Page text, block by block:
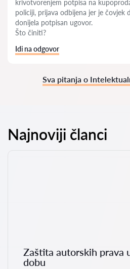
krivotvorenjem potpisa na
policiji, prijava odbijena jer je čovjek
donijela potpisan ugovor.
Što činiti?
Idi na odgovor
Sva pitanja o
Najnoviji članci
Zaštita autorskih prava
dobu